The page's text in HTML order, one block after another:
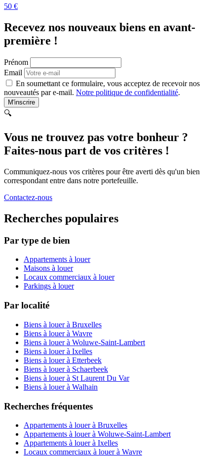
50 €
Recevez nos nouveaux biens en avant-
première !
Prénom
Email
En soumettant ce formulaire, vous acceptez de recevoir nos
nouveautés par e-mail. Notre politique de confidentialité.
M'inscrire
🔍
Vous ne trouvez pas votre bonheur ?
Faites-nous part de vos critères !
Communiquez-nous vos critères pour être averti dès qu'un bien
correspondant entre dans notre portefeuille.
Contactez-nous
Recherches populaires
Par type de bien
Appartements à louer
Maisons à louer
Locaux commerciaux à louer
Parkings à louer
Par localité
Biens à louer à Bruxelles
Biens à louer à Wavre
Biens à louer à Woluwe-Saint-Lambert
Biens à louer à Ixelles
Biens à louer à Etterbeek
Biens à louer à Schaerbeek
Biens à louer à St Laurent Du Var
Biens à louer à Walhain
Recherches fréquentes
Appartements à louer à Bruxelles
Appartements à louer à Woluwe-Saint-Lambert
Appartements à louer à Ixelles
Locaux commerciaux à louer à Wavre